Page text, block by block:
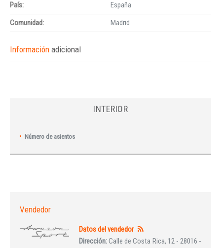
País:
España
Comunidad:
Madrid
Información adicional
INTERIOR
Número de asientos
Vendedor
Datos del vendedor
Dirección:Calle de Costa Rica, 12 - 28016 -